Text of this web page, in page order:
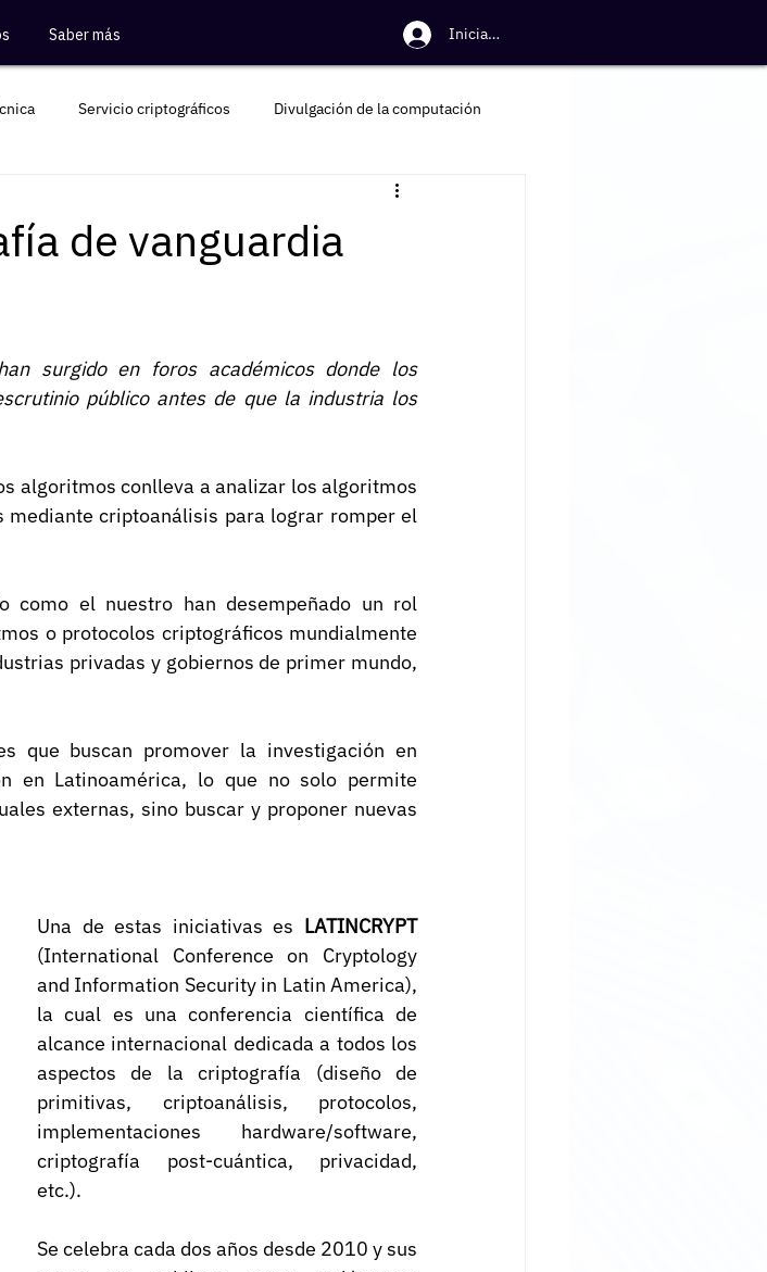
Saber más Iniciar sesión
Servicio criptográficos Divulgación de la computación
de vanguardia
surgido en foros académicos donde los
público antes de que la industria los
algoritmos conlleva a analizar los algoritmos
criptoanálisis para lograr romper el
como el nuestro han desempeñado un rol
o protocolos criptográficos mundialmente
privadas y gobiernos de primer mundo,
que buscan promover la investigación en
en Latinoamérica, lo que no solo permite
externas, sino buscar y proponer nuevas
Una de estas iniciativas es LATINCRYPT
(International Conference on Cryptology
and Information Security in Latin America),
la cual es una conferencia científica de
alcance internacional dedicada a todos los
aspectos de la criptografía (diseño de
primitivas, criptoanálisis, protocolos,
implementaciones hardware/software,
criptografía post-cuántica, privacidad,
etc.).
Se celebra cada dos años desde 2010 y sus